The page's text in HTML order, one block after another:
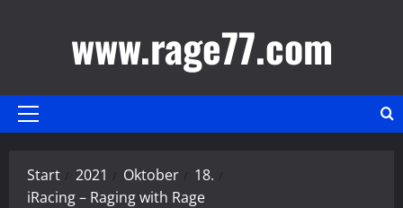
www.rage77.com
Primäres
Start 2021 Oktober
18.
iRacing – Raging with Rage